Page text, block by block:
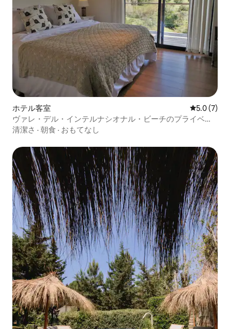
ホテル客室 レビュー7
5.0 (7)
ヴァレ・デル・インテルナシオナル・ビーチのプライベー
トルーム
清潔さ · 朝食 · おもてなし